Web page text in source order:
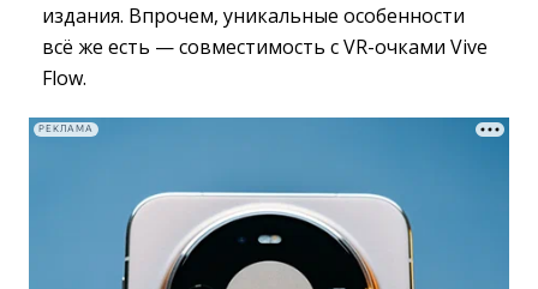
издания. Впрочем, уникальные особенности
всё же есть — совместимость с VR-очками Vive
Flow.
РЕКЛАМА